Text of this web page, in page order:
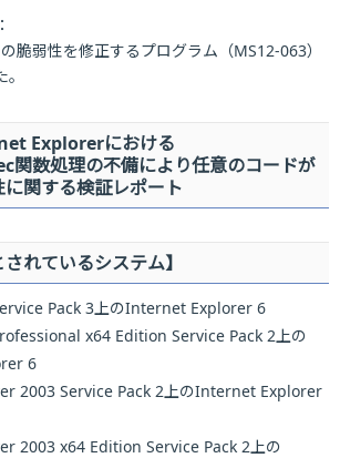
脆弱性を修正するプログラム（MS12-063）
Explorerにおける
関数処理の不備により任意のコードが
関する検証レポート
れているシステム】
Pack 3上のInternet Explorer 6
x64 Edition Service Pack 2上の
6
2003 Service Pack 2上のInternet Explorer
2003 x64 Edition Service Pack 2上の